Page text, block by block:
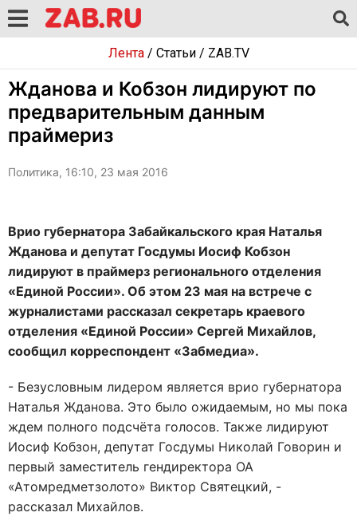
Лента/ Статьи/ ZAB.TV
Жданова и Кобзон лидируют по
предварительным данным
праймериз
Политика, 16:10, 23 мая 2016
Врио губернатора Забайкальского края Наталья
Жданова и депутат Госдумы Иосиф Кобзон
лидируют в праймерз регионального отделения
«Единой России». Об этом 23 мая на встрече с
журналистами рассказал секретарь краевого
отделения «Единой России» Сергей Михайлов,
сообщил корреспондент «Забмедиа».
- Безусловным лидером является врио губернатора
Наталья Жданова. Это было ожидаемым, но мы пока
ждем полного подсчёта голосов. Также лидируют
Иосиф Кобзон, депутат Госдумы Николай Говорин и
первый заместитель гендиректора ОА
«Атомредметзолото» Виктор Святецкий, -
рассказал Михайлов.